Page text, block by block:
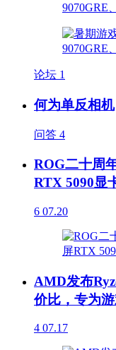
论坛 1
何为单反相机
问答 4
ROG二十周
RTX 5090显
6 07.20
AMD发布
价比，专为
4 07.17